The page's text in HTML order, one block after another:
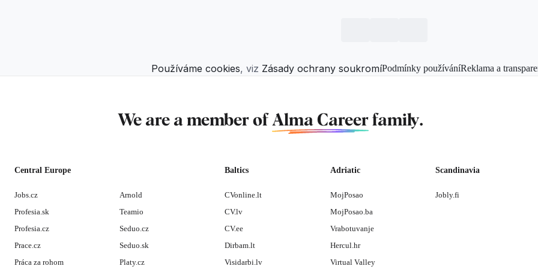
Používáme cookies, viz Zásady ochrany soukromíPodmínky používáníReklama a
We are a member of Alma Careerfamily.
Central Europe
Jobs.cz
Profesia.sk
Profesia.cz
Prace.cz
Práca za rohom
Arnold
Teamio
Seduo.cz
Seduo.sk
Platy.cz
Baltics
CVonline.lt
CV.lv
CV.ee
Dirbam.lt
Visidarbi.lv
Adriatic
MojPosao
MojPosao.ba
Vrabotuvanje
Hercul.hr
Virtual Valley
Scandinavia
Jobly.fi